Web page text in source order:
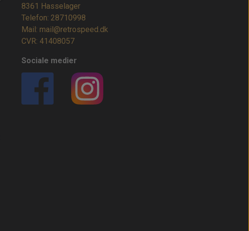
8361 Hasselager
Telefon: 28710998
Mail: mail@retrospeed.dk
CVR: 41408057
Sociale medier